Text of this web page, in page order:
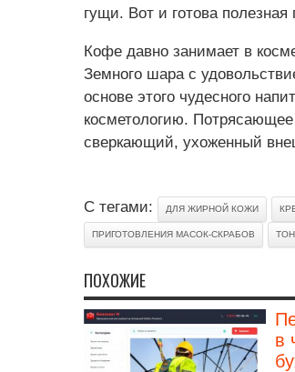
гущи. Вот и готова
Кофе давно занимает в
Земного шара с
основе этого чудесного
косметологию. Потрясающее
сверкающий, ухоженный
С тегами: ДЛЯ ЖИРНОЙ КОЖИ
ПРИГОТОВЛЕНИЯ МАСОК-СКРАБОВ
ПОХОЖИЕ
в